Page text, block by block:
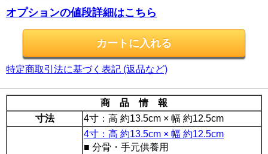
オプションの値段詳細はこちら
特定商取引法に基づく表記 (返品など)
商 品 情 報
寸法
4寸：高 約13.5cm × 幅 約12.5cm
4寸：高 約13.5cm × 幅 約12.5cm
■ 分骨・手元供養用